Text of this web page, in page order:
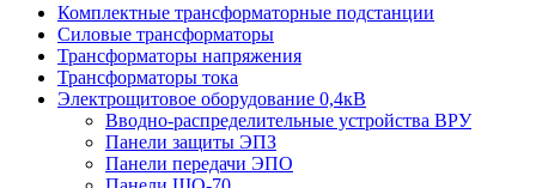
Комплектные трансформаторные подстанции
Силовые трансформаторы
Трансформаторы напряжения
Трансформаторы тока
Электрощитовое оборудование 0,4кВ
Вводно-распределительные устройства ВРУ
Панели защиты ЭПЗ
Панели передачи ЭПО